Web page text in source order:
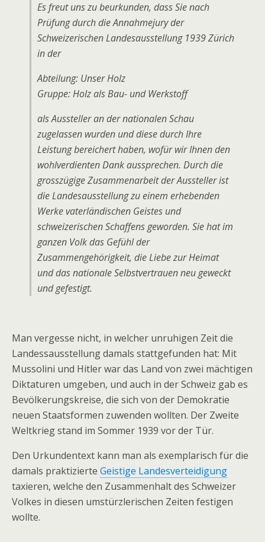
Es freut uns zu beurkunden, dass Sie nach
Prüfung durch die Annahmejury der
Schweizerischen Landesausstellung 1939 Zürich
in der
Abteilung: Unser Holz
Gruppe: Holz als Bau- und Werkstoff
als Aussteller an der nationalen Schau
zugelassen wurden und diese durch Ihre
Leistung bereichert haben, wofür wir Ihnen den
wohlverdienten Dank aussprechen. Durch die
grosszügige Zusammenarbeit der Aussteller ist
die Landesausstellung zu einem erhebenden
Werke vaterländischen Geistes und
schweizerischen Schaffens geworden. Sie hat im
ganzen Volk das Gefühl der
Zusammengehörigkeit, die Liebe zur Heimat
und das nationale Selbstvertrauen neu geweckt
und gefestigt.
Man vergesse nicht, in welcher unruhigen Zeit die
Landessausstellung damals stattgefunden hat: Mit
Mussolini und Hitler war das Land von zwei mächtigen
Diktaturen umgeben, und auch in der Schweiz gab es
Bevölkerungskreise, die sich von der Demokratie
neuen Staatsformen zuwenden wollten. Der Zweite
Weltkrieg stand im Sommer 1939 vor der Tür.
Den Urkundentext kann man als exemplarisch für die
damals praktizierte Geistige Landesverteidigung
taxieren, welche den Zusammenhalt des Schweizer
Volkes in diesen umstürzlerischen Zeiten festigen
wollte.